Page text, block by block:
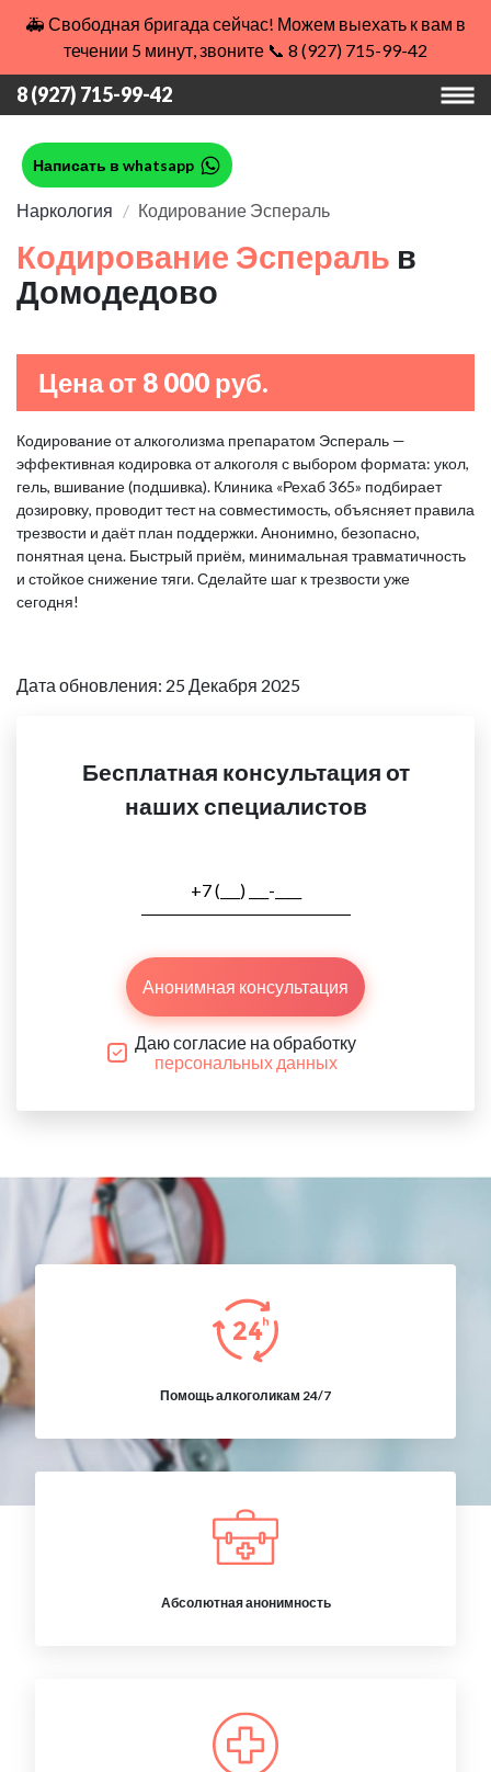
🚑 Свободная бригада сейчас! Можем выехать к вам в
течении 5 минут, звоните 📞 8 (927) 715-99-42
8 (927) 715-99-42
Написать в whatsapp
Наркология Кодирование Эспераль
Кодирование Эспераль в
Домодедово
Цена от 8 000 руб.
Кодирование от алкоголизма препаратом Эспераль —
эффективная кодировка от алкоголя с выбором формата: укол,
гель, вшивание (подшивка). Клиника «Рехаб 365» подбирает
дозировку, проводит тест на совместимость, объясняет правила
трезвости и даёт план поддержки. Анонимно, безопасно,
понятная цена. Быстрый приём, минимальная травматичность
и стойкое снижение тяги. Сделайте шаг к трезвости уже
сегодня!
Дата обновления: 25 Декабря 2025
Бесплатная консультация от
наших специалистов
Анонимная консультация
Даю согласие на обработку
персональных данных
Помощь алкоголикам 24/7
Абсолютная анонимность